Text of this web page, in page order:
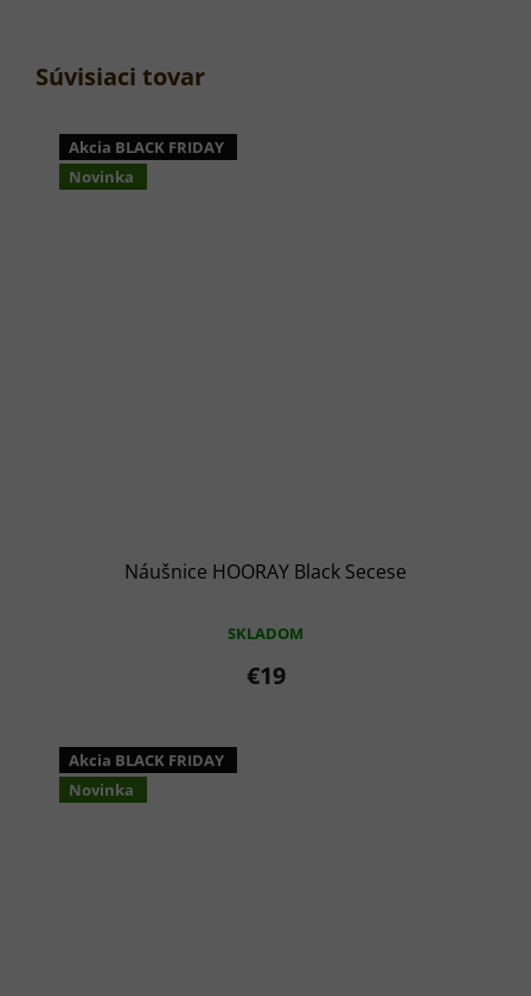
Súvisiaci tovar
Akcia BLACK FRIDAY
Novinka
Náušnice HOORAY Black Secese
SKLADOM
€19
Akcia BLACK FRIDAY
Novinka
hviezdičiek.